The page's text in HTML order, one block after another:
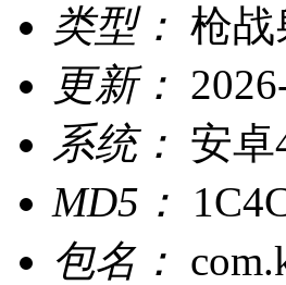
类型： 枪战
更新：
系统： 安卓
MD5：
包名：